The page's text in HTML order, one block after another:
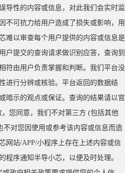
导性的内容或信息，对此我们会实时监
不可抗力给用户造成了损失或影响，用
难以审查每个用户提供的内容或信息是
户提交的查询请求做识别应答，查询到
符由用户负责掌握和判断。我们平台没
进行分辨或核验。平台返回的数据结
暗示的观点或保证。查询的结果请以官
您同意，我们不对第三方 (包括其他
不对您因使用或参考该内容或信息而造
网站/APP/小程序上存在上述内容或信
程序通知半导小芯，以便及时处理。